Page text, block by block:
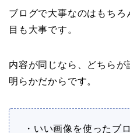
ブログで大事なのはもちろ
目も大事です。
内容が同じなら、どちら
明らかだからです。
・いい画像を使ったブ